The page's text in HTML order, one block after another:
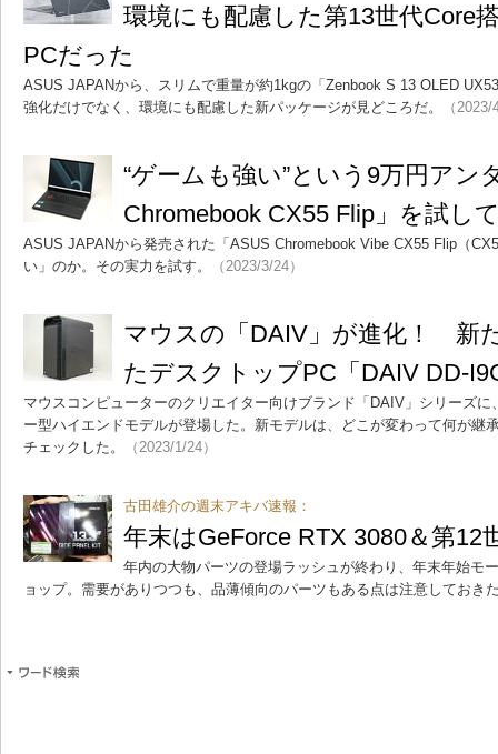
環境にも配慮した第13世代Core
PCだった
ASUS JAPANから、スリムで重量が約1kgの「Zenbook S 13 OLED
強化だけでなく、環境にも配慮した新パッケージが見どころだ。
（
“ゲームも強い”という9万円アン
Chromebook CX55 Flip」を試し
ASUS JAPANから発売された「ASUS Chromebook Vibe CX55 Flip（
い」のか。その実力を試す。
（2023/3/24）
マウスの「DAIV」が進化！ 新
たデスクトップPC「DAIV DD-
マウスコンピューターのクリエイター向けブランド「DAIV」シリーズ
ー型ハイエンドモデルが登場した。新モデルは、どこが変わって何が継
チェックした。
（2023/1/24）
古田雄介の週末アキバ速報：
年末はGeForce RTX 3080＆第12
年内の大物パーツの登場ラッシュが終わり、年末年始モ
ョップ。需要がありつつも、品薄傾向のパーツもある点は注意しておき